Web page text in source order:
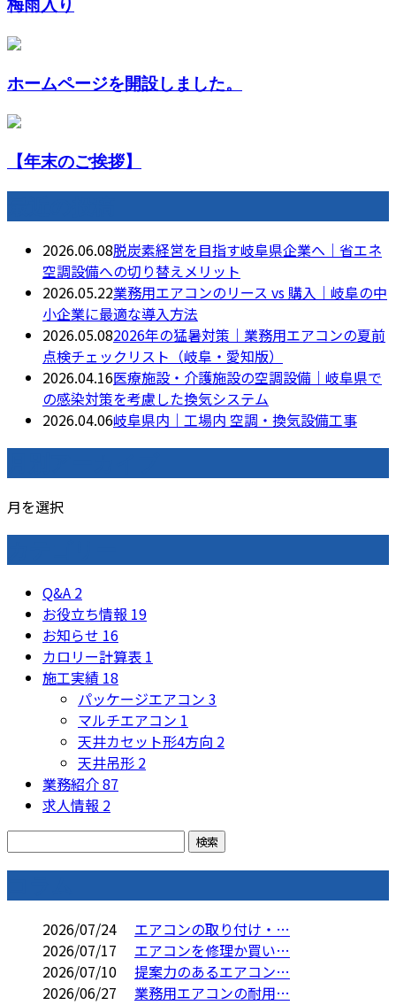
ホームページを開設しました。
【年末のご挨拶】
2026.06.08脱炭素経営を目指す岐阜県企業へ｜省エネ
空調設備への切り替えメリット
2026.05.22業務用エアコンのリース vs 購入｜岐阜の中
小企業に最適な導入方法
2026.05.082026年の猛暑対策｜業務用エアコンの夏前
点検チェックリスト（岐阜・愛知版）
2026.04.16医療施設・介護施設の空調設備｜岐阜県で
の感染対策を考慮した換気システム
2026.04.06岐阜県内｜工場内 空調・換気設備工事
月を選択
Q&A 2
お役立ち情報 19
お知らせ 16
カロリー計算表 1
施工実績 18
パッケージエアコン 3
マルチエアコン 1
天井カセット形4方向 2
天井吊形 2
業務紹介87
求人情報 2
2026/07/24
エアコンの取り付け・…
2026/07/17
エアコンを修理か買い…
2026/07/10
提案力のあるエアコン…
2026/06/27
業務用エアコンの耐用…